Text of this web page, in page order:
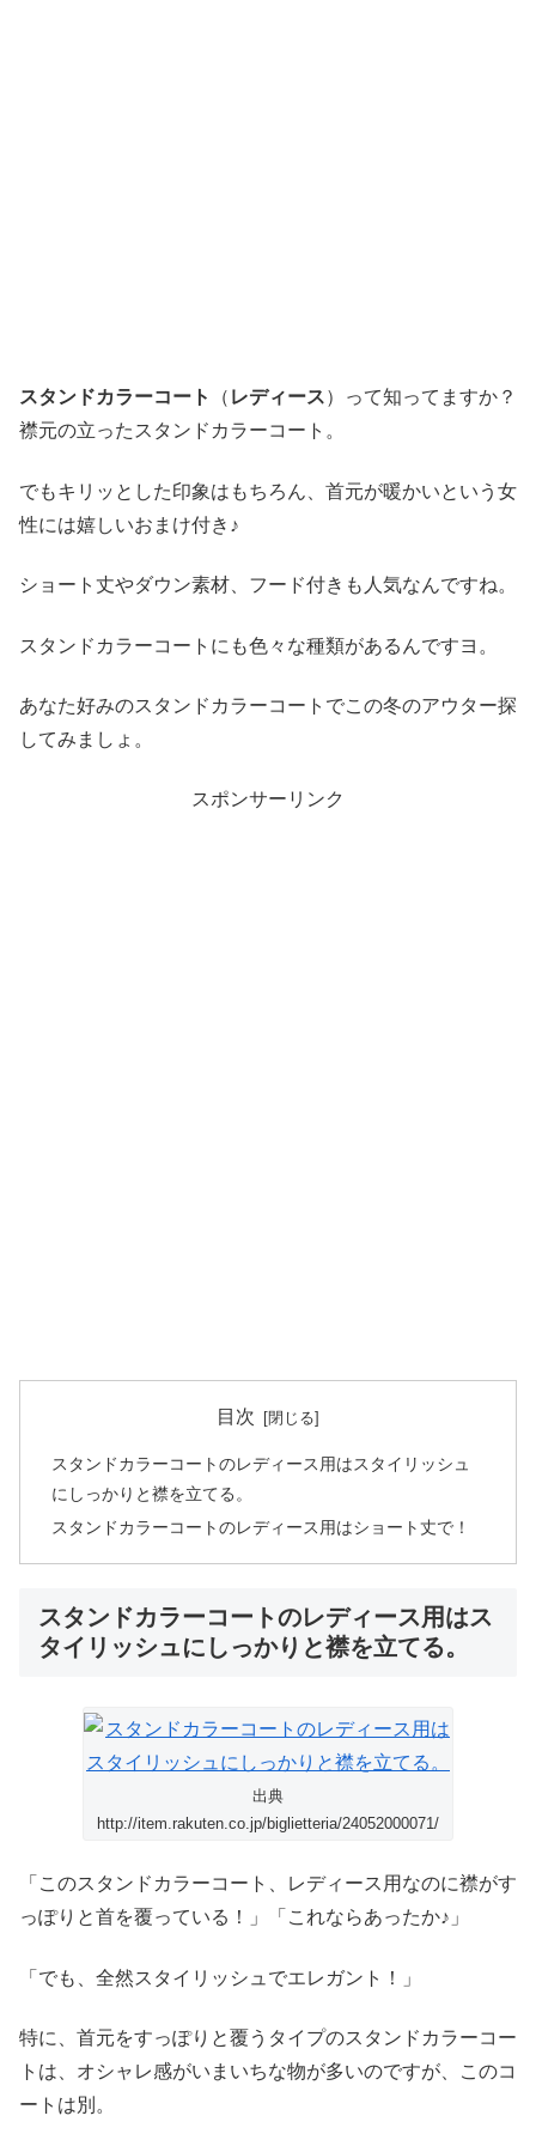
スタンドカラーコート （ レディース）って知ってますか？
襟元の立ったスタンドカラーコート。
でもキリッとした印象はもちろん、首元が暖かいという女
性には嬉しいおまけ付き♪
ショート丈やダウン素材、フード付きも人気なんですね。
スタンドカラーコートにも色々な種類があるんですヨ。
あなた好みのスタンドカラーコートでこの冬のアウター探
してみましょ。
スポンサーリンク
目次
スタンドカラーコートのレディース用はスタイリッシュ
にしっかりと襟を立てる。
スタンドカラーコートのレディース用はショート丈で！
スタンドカラーコートのレディース用はス
タイリッシュにしっかりと襟を立てる。
出典
http://item.rakuten.co.jp/biglietteria/24052000071/
「このスタンドカラーコート、レディース用なのに襟がす
っぽりと首を覆っている！」「これならあったか♪」
「でも、全然スタイリッシュでエレガント！」
特に、首元をすっぽりと覆うタイプのスタンドカラーコー
トは、オシャレ感がいまいちな物が多いのですが、このコ
ートは別。